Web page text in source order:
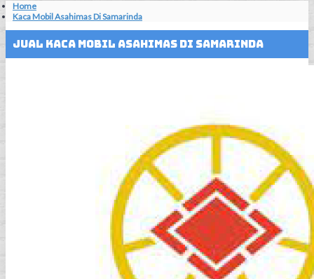
Home
Kaca Mobil Asahimas Di Samarinda
Jual Kaca Mobil Asahimas Di Samarinda